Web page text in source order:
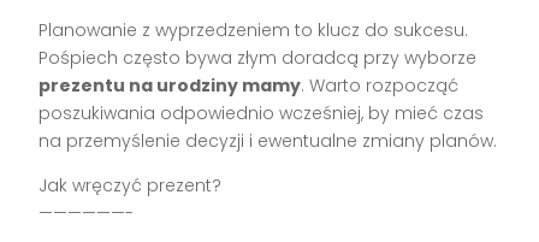
Planowanie z wyprzedzeniem to klucz do sukcesu.
Pośpiech często bywa złym doradcą przy wyborze
prezentu na urodziny mamy. Warto rozpocząć
poszukiwania odpowiednio wcześniej, by mieć czas
na przemyślenie decyzji i ewentualne zmiany planów.
Jak wręczyć prezent?
——————-